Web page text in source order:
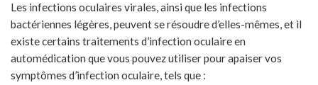
Les infections oculaires virales, ainsi que les infections
bactériennes légères, peuvent se résoudre d’elles-mêmes, et il
existe certains traitements d’infection oculaire en
automédication que vous pouvez utiliser pour apaiser vos
symptômes d’infection oculaire, tels que :